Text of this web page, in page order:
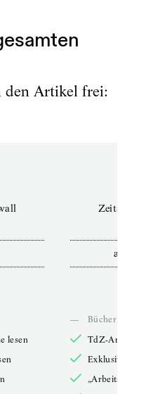
den Artikel frei:
lesen
ab
—
Bücher online
TdZ-Artikel
Exklusive